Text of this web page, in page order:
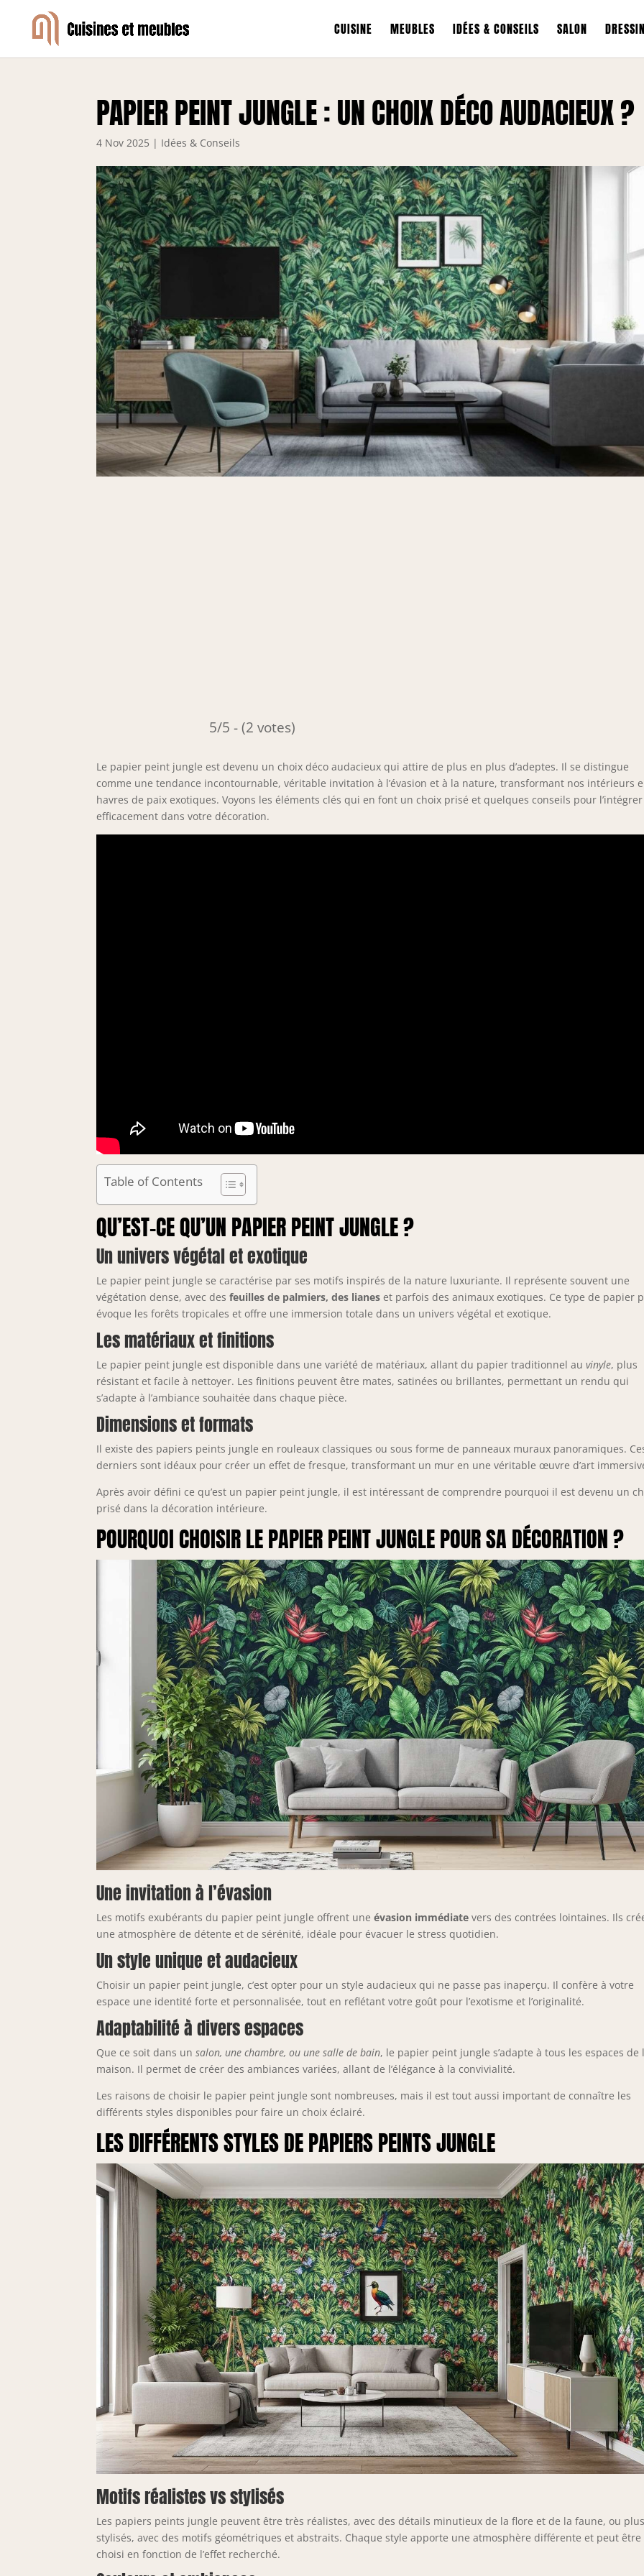
CUISINE MEUBLES IDÉES & CONSEILS SALON
PAPIER PEINT JUNGLE : UN CHOIX DÉCO AUDACIEUX ?
4 Nov 2025 | Idées & Conseils
5/5 - (2 votes)
Le papier peint jungle est devenu un choix déco audacieux qui attire de plus en plus d’adeptes. Il se distingue
comme une tendance incontournable, véritable invitation à l’évasion et à la nature, transformant nos intérieurs
havres de paix exotiques. Voyons les éléments clés qui en font un choix prisé et quelques conseils pour l’intégrer
efficacement dans votre décoration.
Table of Contents
QU’EST-CE QU’UN PAPIER PEINT JUNGLE ?
Un univers végétal et exotique
Le papier peint jungle se caractérise par ses motifs inspirés de la nature luxuriante. Il représente souvent une
végétation dense, avec desfeuilles de palmiers, des lianes et parfois des animaux exotiques. Ce type de papier
évoque les forêts tropicales et offre une immersion totale dans un univers végétal et exotique.
Les matériaux et finitions
Le papier peint jungle est disponible dans une variété de matériaux, allant du papier traditionnel auvinyle, plus
résistant et facile à nettoyer. Les finitions peuvent être mates, satinées ou brillantes, permettant un rendu qui
s’adapte à l’ambiance souhaitée dans chaque pièce.
Dimensions et formats
Il existe des papiers peints jungle en rouleaux classiques ou sous forme de panneaux muraux panoramiques.
derniers sont idéaux pour créer un effet de fresque, transformant un mur en une véritable œuvre d’art
Après avoir défini ce qu’est un papier peint jungle, il est intéressant de comprendre pourquoi il est devenu un
prisé dans la décoration intérieure.
POURQUOI CHOISIR LE PAPIER PEINT JUNGLE POUR SA DÉCORATION ?
Une invitation à l’évasion
Les motifs exubérants du papier peint jungle offrent uneévasion immédiate vers des contrées lointaines. Ils
une atmosphère de détente et de sérénité, idéale pour évacuer le stress quotidien.
Un style unique et audacieux
Choisir un papier peint jungle, c’est opter pour un style audacieux qui ne passe pas inaperçu. Il confère à votre
espace une identité forte et personnalisée, tout en reflétant votre goût pour l’exotisme et l’originalité.
Adaptabilité à divers espaces
Que ce soit dans unsalon, une chambre, ou une salle de bain, le papier peint jungle s’adapte à tous les espaces de
maison. Il permet de créer des ambiances variées, allant de l’élégance à la convivialité.
Les raisons de choisir le papier peint jungle sont nombreuses, mais il est tout aussi important de connaître les
différents styles disponibles pour faire un choix éclairé.
LES DIFFÉRENTS STYLES DE PAPIERS PEINTS JUNGLE
Motifs réalistes vs stylisés
Les papiers peints jungle peuvent être très réalistes, avec des détails minutieux de la flore et de la faune, ou
stylisés, avec des motifs géométriques et abstraits. Chaque style apporte une atmosphère différente et peut être
choisi en fonction de l’effet recherché.